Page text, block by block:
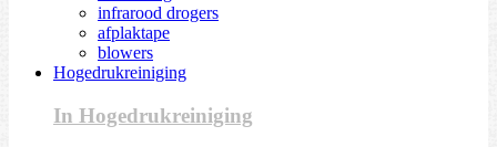
infrarood drogers
afplaktape
blowers
Hogedrukreiniging
In Hogedrukreiniging